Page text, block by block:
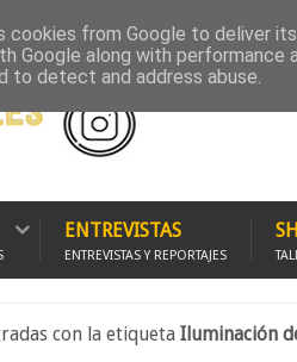
GRUPO WHATSAPP GRUPO
ENTREVISTAS
ENTREVISTAS Y REPORTAJES
con la etiquetaIluminación
cookies from Google to deliver
Google along with
to detect and address abuse.